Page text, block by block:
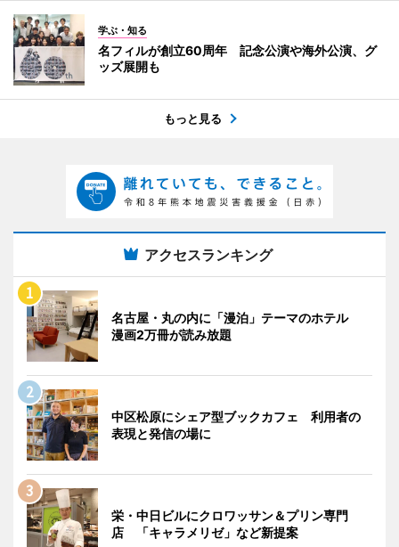
学ぶ・知る
名フィルが創立60周年 記念公演や海外公演、グ
ッズ展開も
もっと見る
アクセスランキング
名古屋・丸の内に「漫泊」テーマのホテル
漫画2万冊が読み放題
中区松原にシェア型ブックカフェ 利用者の
表現と発信の場に
栄・中日ビルにクロワッサン＆プリン専門
店 「キャラメリゼ」など新提案